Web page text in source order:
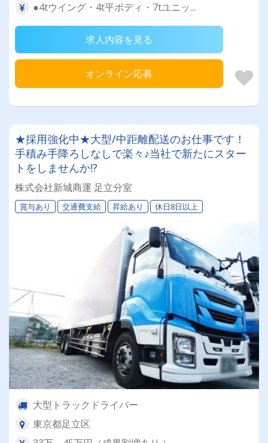
●4tウイング・4t平ボディ・7tユニッ...
求人内容を見る
オンライン応募
★採用強化中★大型/中距離配送のお仕事です！
手積み手降ろしなしで楽々♪当社で新たにスター
トをしませんか!?
株式会社新城商運 足立分室
賞与あり 交通費支給 昇給あり 休日8日以上
大型トラックドライバー
東京都足立区